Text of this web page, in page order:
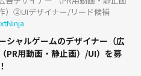
）②UIデザイナー/リード候補
シャルゲームのデザイナー（広
PR用動画・静止画）/UI）を募